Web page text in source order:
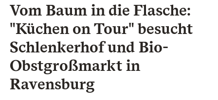
Vom Baum in die Flasche:
"Küchen on Tour" besucht
Schlenkerhof und Bio-
Obstgroßmarkt in
Ravensburg